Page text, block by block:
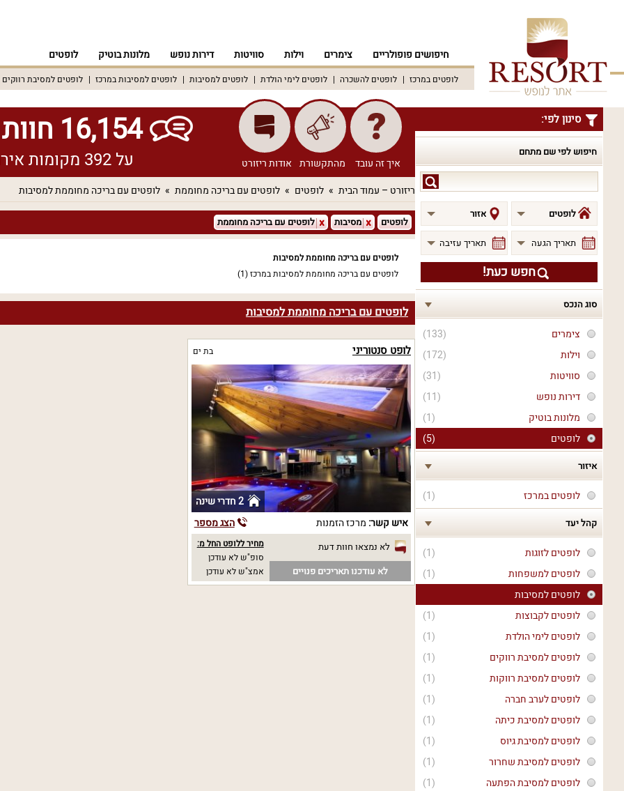
חיפושים פופולריים צימרים וילות סוויטות דירות נופש מלונות בוטיק לופטים
לופטים במרכז לופטים להשכרה לופטים לימי הולדת לופטים למסיבות לופטים למסיבות במרכז לופטים למסיבת רווקים
סינון לפי:
חיפוש לפי שם מתחם
לפי
שם
מתחם
לופטים אזור
תאריך הגעה תאריך עזיבה
חפש כעת!
סוג הנכס
(133)
צימרים
(172)
וילות
(31)
סוויטות
(11)
דירות נופש
(1)
מלונות בוטיק
(5)
לופטים
איזור
(1) לופטים במרכז
קהל יעד
(1)
לופטים לזוגות
(1)
לופטים למשפחות
לופטים למסיבות
(1)
לופטים לקבוצות
(1)
לופטים לימי הולדת
(1)
לופטים למסיבת רווקים
(1)
לופטים למסיבת רווקות
(1)
לופטים לערב חברה
(1)
לופטים למסיבת כיתה
(1)
לופטים למסיבת גיוס
(1)
לופטים למסיבת שחרור
(1)
לופטים למסיבת הפתעה
איך זה עובד מהתקשורת אודות ריזורט
16,154 חוות דעת אמיתיות!
על 392 מקומות אירוח שונים ברחבי הארץ
ריזורט – עמוד הבית לופטים לופטים עם בריכה מחוממת לופטים עם בריכה מחוממת למסיבות
לופטים מסיבות לופטים עם בריכה מחוממת
לופטים עם בריכה מחוממת למסיבות
לופטים עם בריכה מחוממת למסיבות במרכז(1)
לופטים עם בריכה מחוממת למסיבות
לופט סנטוריני בת ים
2 חדרי שינה
איש קשר: מרכז הזמנות הצג מספר
לא נמצאו חוות דעת
לא עודכנו תאריכים פנויים
מחיר ללופט החל מ:
סופ"ש לא עודכן
אמצ"ש לא עודכן